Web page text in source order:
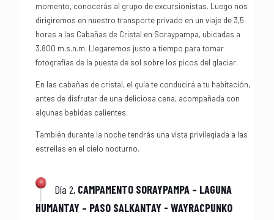
momento, conocerás al grupo de excursionistas. Luego nos
dirigiremos en nuestro transporte privado en un viaje de 3,5
horas a las Cabañas de Cristal en Soraypampa, ubicadas a
3.800 m.s.n.m. Llegaremos justo a tiempo para tomar
fotografías de la puesta de sol sobre los picos del glaciar.
En las cabañas de cristal, el guía te conducirá a tu habitación,
antes de disfrutar de una deliciosa cena, acompañada con
algunas bebidas calientes.
También durante la noche tendrás una vista privilegiada a las
estrellas en el cielo nocturno.
Día 2, CAMPAMENTO SORAYPAMPA – LAGUNA
HUMANTAY – PASO SALKANTAY - WAYRACPUNKO